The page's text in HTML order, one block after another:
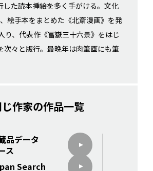
した読本挿絵を多く手がける。文化
絵手本をまとめた《北斎漫画》を発
り、代表作《冨嶽三十六景》をはじ
次々と版行。最晩年は肉筆画にも筆
作家の作品一覧
品データ
ス
Search